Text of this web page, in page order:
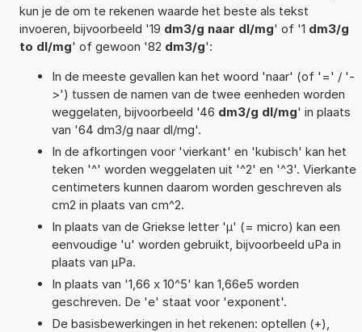
kun je de om te rekenen waarde het beste als tekst
invoeren, bijvoorbeeld '19 dm3/g naar dl/mg' of '1 dm3/g
to dl/mg' of gewoon '82 dm3/g':
In de meeste gevallen kan het woord 'naar' (of '=' / '-
>') tussen de namen van de twee eenheden worden
weggelaten, bijvoorbeeld '46 dm3/g dl/mg' in plaats
van '64 dm3/g naar dl/mg'.
In de afkortingen voor 'vierkant' en 'kubisch' kan het
teken '^' worden weggelaten uit '^2' en '^3'. Vierkante
centimeters kunnen daarom worden geschreven als
cm2 in plaats van cm^2.
In plaats van de Griekse letter 'µ' (= micro) kan een
eenvoudige 'u' worden gebruikt, bijvoorbeeld uPa in
plaats van µPa.
In plaats van '1,66 x 10^5' kan 1,66e5 worden
geschreven. De 'e' staat voor 'exponent'.
De basisbewerkingen in het rekenen: optellen (+),